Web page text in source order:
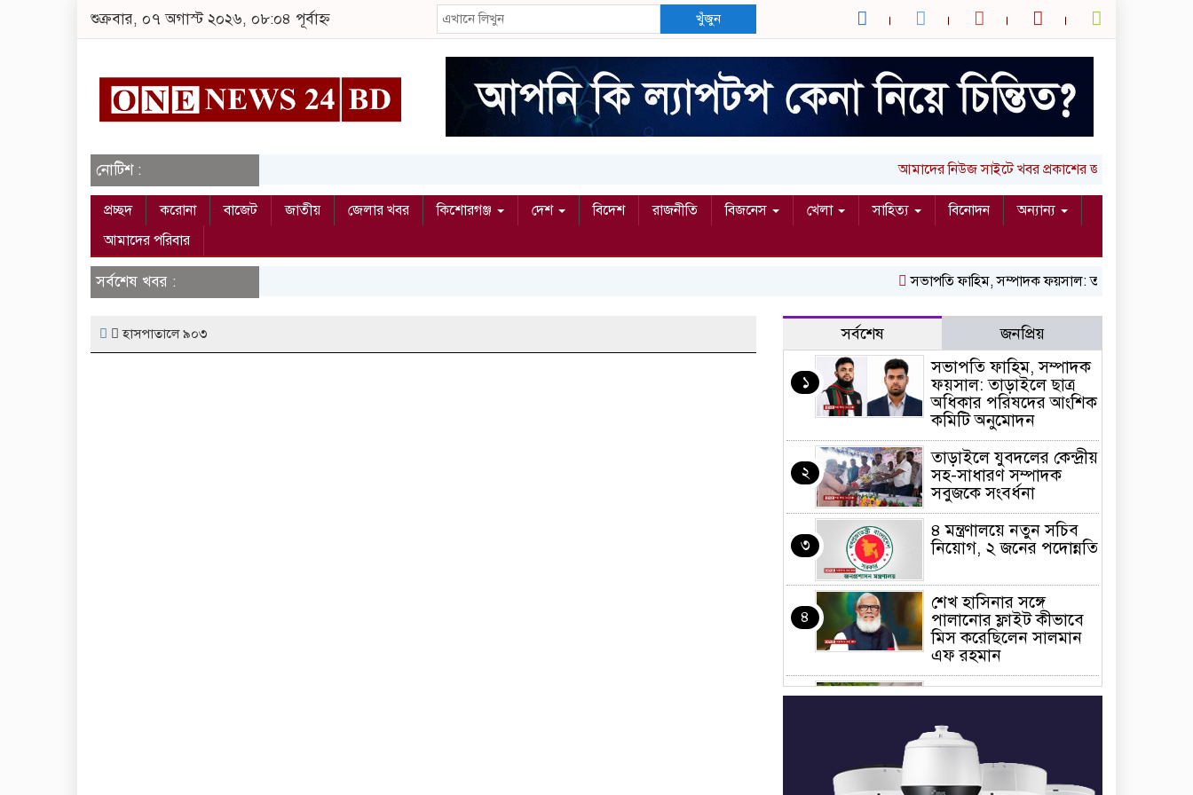
শুক্রবার, ০৭ অগাস্ট ২০২৬, ০৮:০৪ পূর্বাহ্ন খুঁজুন
নোটিশ : আমাদের নিউজ সাইটে খবর প্রকাশের জন্য আপনার লিখা
প্রচ্ছদ করোনা বাজেট জাতীয় জেলার খবর কিশোরগঞ্জ দেশ বিদেশ রাজনীতি বিজনেস খেলা সাহিত্য বিনোদন
অন্যান্য
আমাদের পরিবার
সর্বশেষ খবর : সভাপতি ফাহিম, সম্পাদক ফয়সাল: তাড়াইলে ছাত্র
হাসপাতালে ৯০৩ সর্বশেষ জনপ্রিয়
১
সভাপতি ফাহিম, সম্পাদক
ফয়সাল: তাড়াইলে ছাত্র
অধিকার পরিষদের আংশিক
কমিটি অনুমোদন
২
তাড়াইলে যুবদলের কেন্দ্রীয়
সহ-সাধারণ সম্পাদক
সবুজকে সংবর্ধনা
৩
৪ মন্ত্রণালয়ে নতুন সচিব
নিয়োগ, ২ জনের পদোন্নতি
৪
শেখ হাসিনার সঙ্গে
পালানোর ফ্লাইট কীভাবে
মিস করেছিলেন সালমান
এফ রহমান
ভাত রান্নার সময় নরম হয়ে
মৃত্যুদণ্ড বাদ না দেওয়ায়
প্রত্যক্ষদর্শীদের তথ্য দেয়নি